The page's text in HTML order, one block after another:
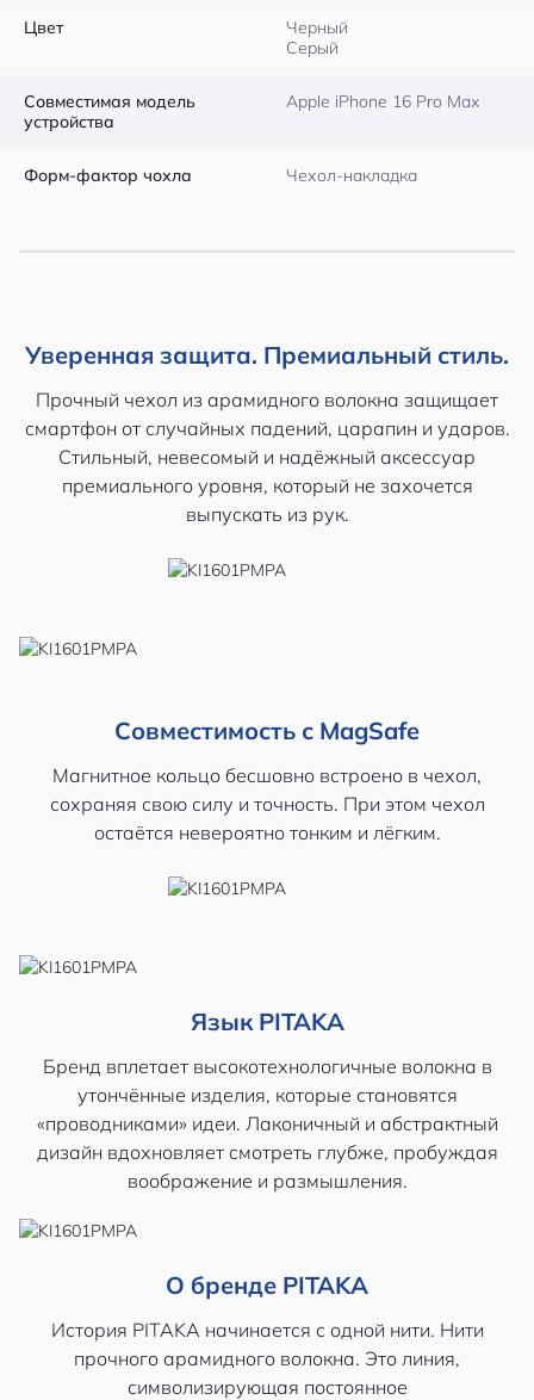
Цвет
Черный
Серый
Совместимая модель
устройства
Apple iPhone 16 Pro Max
Форм-фактор чохла Чехол-накладка
Уверенная защита. Премиальный стиль.
Прочный чехол из арамидного волокна защищает
смартфон от случайных падений, царапин и ударов.
Стильный, невесомый и надёжный аксессуар
премиального уровня, который не захочется
выпускать из рук.
Совместимость с MagSafe
Магнитное кольцо бесшовно встроено в чехол,
сохраняя свою силу и точность. При этом чехол
остаётся невероятно тонким и лёгким.
Язык PITAKA
Бренд вплетает высокотехнологичные волокна в
утончённые изделия, которые становятся
«проводниками» идеи. Лаконичный и абстрактный
дизайн вдохновляет смотреть глубже, пробуждая
воображение и размышления.
О бренде PITAKA
История PITAKA начинается с одной нити. Нити
прочного арамидного волокна. Это линия,
символизирующая постоянное